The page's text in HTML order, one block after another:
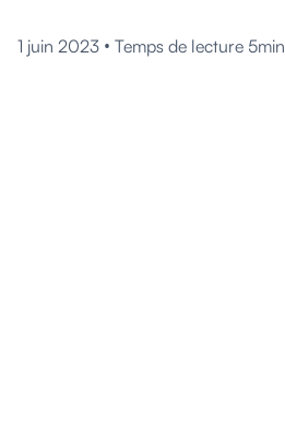
1 juin 2023 • Temps de lecture 5min